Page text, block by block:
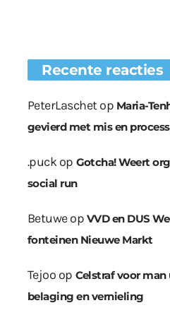
Recente reacties
PeterLaschetop Maria-
gevierd met mis en
.puckop Gotcha! Weert
social run
Betuweop VVD en DUS
fonteinen Nieuwe Markt
Tejoo op Celstraf voor
belaging en vernieling